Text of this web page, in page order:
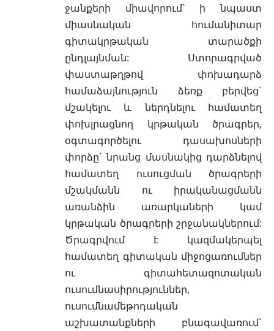
ջանքերի միավորում` ի նպաստ
միասնական հումանիտար
գիտակրթական տարածքի
ընդլայնման: Ստորագրված
փաստաթղթով փոխադարձ
համաձայնություն ձեռք բերվեց`
մշակելու և ներդնելու համատեղ
փոխլրացնող կրթական ծրագրեր,
օգտագործելու դասախոսների
փորձը` նրանց մասնակից դարձնելով
համատեղ ուսուցման ծրագրերի
մշակմանն ու իրականացմանն
առանձին առարկաների կամ
կրթական ծրագրերի շրջանակներում:
Ծրագրվում է կազմակերպել
համատեղ գիտական միջոցառումներ
ու գիտահետազոտական
ուսումնասիրություններ,
ուսումնամեթոդական
աշխատանքների բնագավառում`